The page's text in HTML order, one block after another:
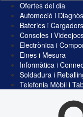
Ofertes del dia
Automoció i
Bateries i Cargadors
Consoles i
Electrònica i
Eines i Mesura
Informàtica i
Soldadura i
Telefonia Mòbil i